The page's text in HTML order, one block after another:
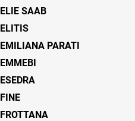
ELIE SAAB
ELITIS
EMILIANA PARATI
EMMEBI
ESEDRA
FINE
FROTTANA